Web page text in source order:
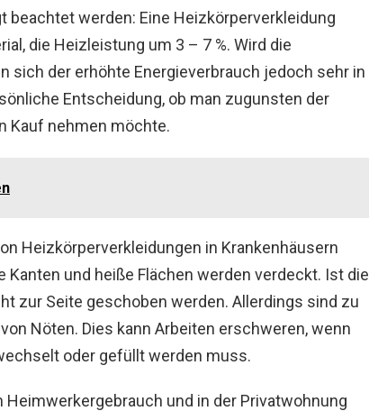
werden: Eine Heizkörperverkleidung
die Heizleistung um 3 – 7 %. Wird die
sich der erhöhte Energieverbrauch jedoch sehr in
Entscheidung, ob man zugunsten der
Kauf nehmen möchte.
Heizkörperverkleidungen in Krankenhäusern
und heiße Flächen werden verdeckt. Ist die
zur Seite geschoben werden. Allerdings sind zu
Nöten. Dies kann Arbeiten erschweren, wenn
oder gefüllt werden muss.
und in der Privatwohnung